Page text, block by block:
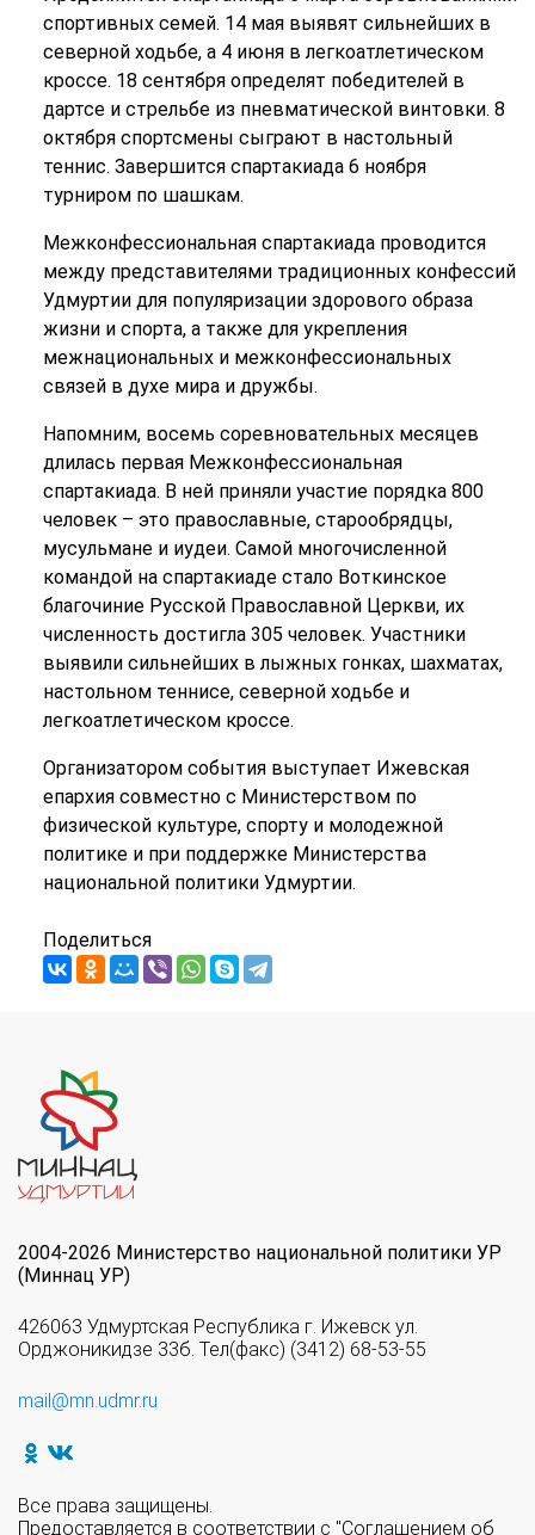
спортивных семей. 14 мая выявят сильнейших в
северной ходьбе, а 4 июня в легкоатлетическом
кроссе. 18 сентября определят победителей в
дартсе и стрельбе из пневматической винтовки. 8
октября спортсмены сыграют в настольный
теннис. Завершится спартакиада 6 ноября
турниром по шашкам.
Межконфессиональная спартакиада проводится
между представителями традиционных конфессий
Удмуртии для популяризации здорового образа
жизни и спорта, а также для укрепления
межнациональных и межконфессиональных
связей в духе мира и дружбы.
Напомним, восемь соревновательных месяцев
длилась первая Межконфессиональная
спартакиада. В ней приняли участие порядка 800
человек – это православные, старообрядцы,
мусульмане и иудеи. Самой многочисленной
командой на спартакиаде стало Воткинское
благочиние Русской Православной Церкви, их
численность достигла 305 человек. Участники
выявили сильнейших в лыжных гонках, шахматах,
настольном теннисе, северной ходьбе и
легкоатлетическом кроссе.
Организатором события выступает Ижевская
епархия совместно с Министерством по
физической культуре, спорту и молодежной
политике и при поддержке Министерства
национальной политики Удмуртии.
Поделиться
2004-2026 Министерство национальной политики УР
(Миннац УР)
426063 Удмуртская Республика г. Ижевск ул.
Орджоникидзе 33б. Тел(факс) (3412) 68-53-55
mail@mn.udmr.ru
Все права защищены.
Предоставляется в соответствии с "Соглашением об